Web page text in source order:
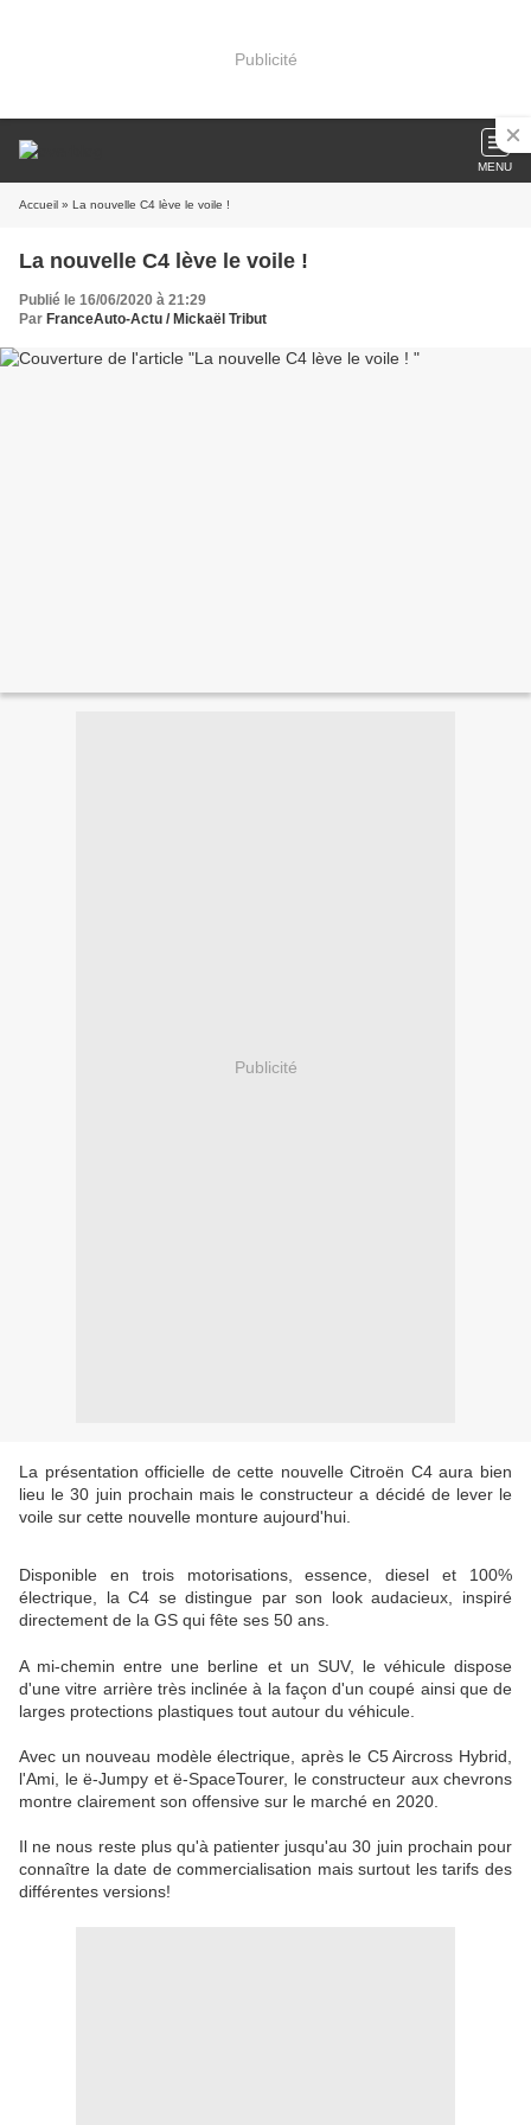
Publicité
MENU
Accueil » La nouvelle C4 lève le voile !
La nouvelle C4 lève le voile !
Publié le 16/06/2020 à 21:29
Par FranceAuto-Actu / Mickaël Tribut
Publicité
La présentation officielle de cette nouvelle Citroën C4 aura bien
lieu le 30 juin prochain mais le constructeur a décidé de lever le
voile sur cette nouvelle monture aujourd'hui.
Disponible en trois motorisations, essence, diesel et 100%
électrique, la C4 se distingue par son look audacieux, inspiré
directement de la GS qui fête ses 50 ans.
A mi-chemin entre une berline et un SUV, le véhicule dispose
d'une vitre arrière très inclinée à la façon d'un coupé ainsi que de
larges protections plastiques tout autour du véhicule.
Avec un nouveau modèle électrique, après le C5 Aircross Hybrid,
l'Ami, le ë-Jumpy et ë-SpaceTourer, le constructeur aux chevrons
montre clairement son offensive sur le marché en 2020.
Il ne nous reste plus qu'à patienter jusqu'au 30 juin prochain pour
connaître la date de commercialisation mais surtout les tarifs des
différentes versions!